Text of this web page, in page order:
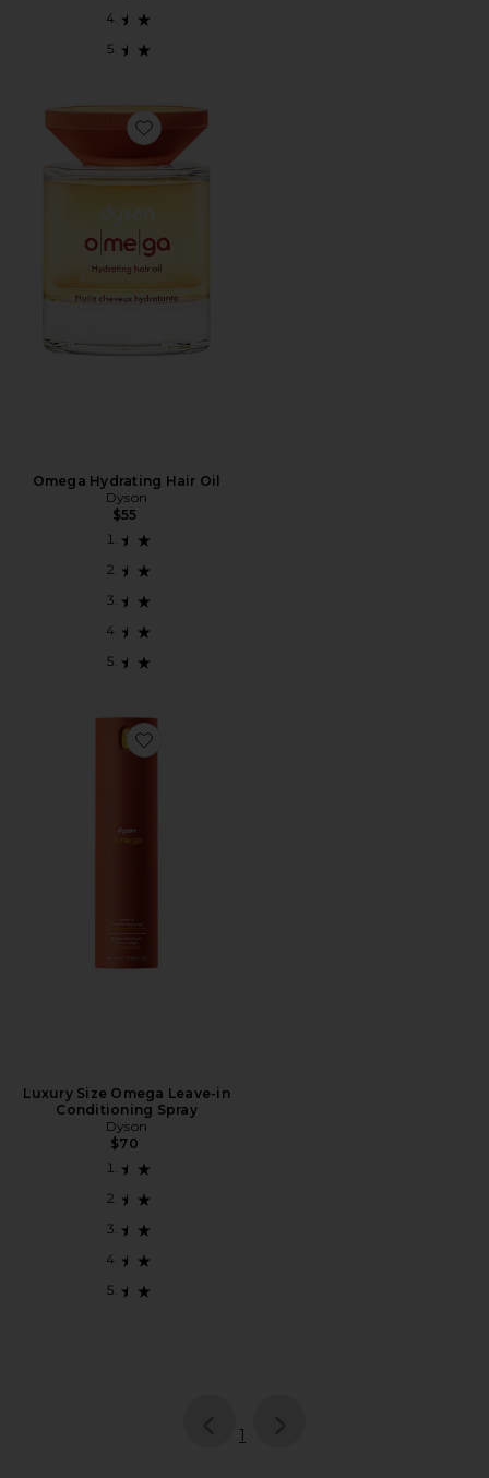
Favorite Omega Hydrating Hair Oil
Omega Hydrating Hair Oil
Dyson
$55
Favorite Luxury Size Omega Leave-in Conditioning
Luxury Size Omega Leave-in
Conditioning Spray
Dyson
$70
page
1